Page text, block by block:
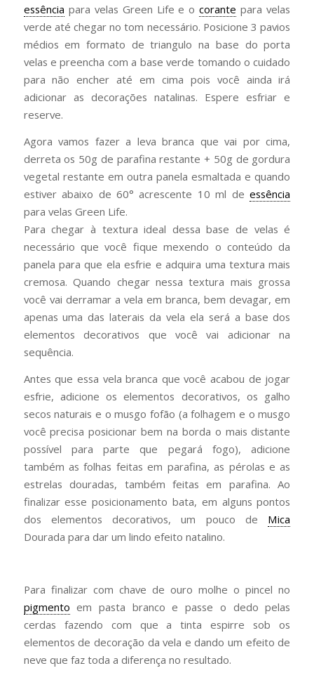
essência para velas Green Life e ocorante para velas
verde até chegar no tom necessário. Posicione 3 pavios
médios em formato de triangulo na base do porta
velas e preencha com a base verde tomando o cuidado
para não encher até em cima pois você ainda irá
adicionar as decorações natalinas. Espere esfriar e
reserve.
Agora vamos fazer a leva branca que vai por cima,
derreta os 50g de parafina restante + 50g de gordura
vegetal restante em outra panela esmaltada e quando
estiver abaixo de 60° acrescente 10 ml deessência
para velas Green Life.
Para chegar à textura ideal dessa base de velas é
necessário que você fique mexendo o conteúdo da
panela para que ela esfrie e adquira uma textura mais
cremosa. Quando chegar nessa textura mais grossa
você vai derramar a vela em branca, bem devagar, em
apenas uma das laterais da vela ela será a base dos
elementos decorativos que você vai adicionar na
sequência.
Antes que essa vela branca que você acabou de jogar
esfrie, adicione os elementos decorativos, os galho
secos naturais e o musgo fofão (a folhagem e o musgo
você precisa posicionar bem na borda o mais distante
possível para parte que pegará fogo), adicione
também as folhas feitas em parafina, as pérolas e as
estrelas douradas, também feitas em parafina. Ao
finalizar esse posicionamento bata, em alguns pontos
dos elementos decorativos, um pouco de Mica
Dourada para dar um lindo efeito natalino.
Para finalizar com chave de ouro molhe o pincel no
pigmento em pasta branco e passe o dedo pelas
cerdas fazendo com que a tinta espirre sob os
elementos de decoração da vela e dando um efeito de
neve que faz toda a diferença no resultado.